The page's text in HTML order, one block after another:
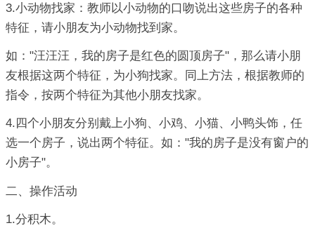
3.小动物找家：教师以小动物的口吻说出这些房子的各种
特征，请小朋友为小动物找到家。
如："汪汪汪，我的房子是红色的圆顶房子"，那么请小朋
友根据这两个特征，为小狗找家。同上方法，根据教师的
指令，按两个特征为其他小朋友找家。
4.四个小朋友分别戴上小狗、小鸡、小猫、小鸭头饰，任
选一个房子，说出两个特征。如："我的房子是没有窗户的
小房子"。
二、操作活动
1.分积木。